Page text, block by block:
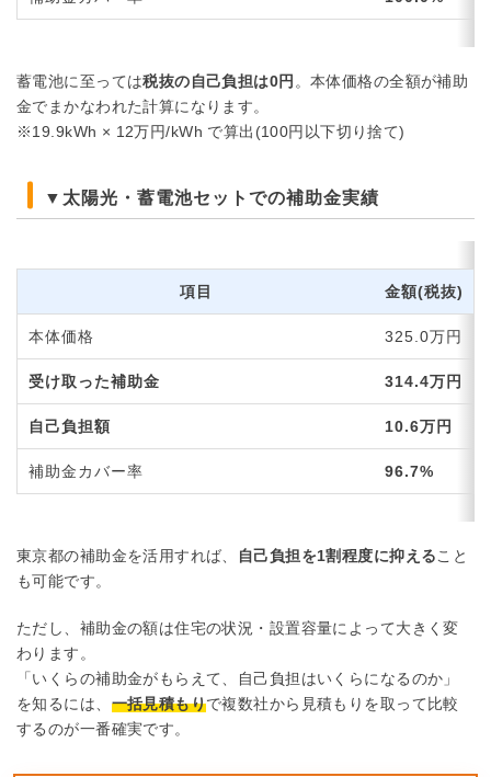
蓄電池に至っては税抜の自己負担は0円 。本体価格の全額が補助
金でまかなわれた計算になります。
※19.9kWh × 12万円/kWh で算出(100円以下切り捨て)
▼太陽光・蓄電池セットでの補助金実績
項目 金額(税抜)
本体価格 325.0万円
受け取った補助金 314.4万円
自己負担額 10.6万円
補助金カバー率 96.7%
東京都の補助金を活用すれば、 自己負担を1割程度に抑えること
も可能です。
ただし、補助金の額は住宅の状況・設置容量によって大きく変
わります。
「いくらの補助金がもらえて、自己負担はいくらになるのか」
を知るには、 一括見積もりで複数社から見積もりを取って比較
するのが一番確実です。